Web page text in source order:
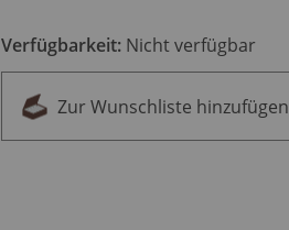
Verfügbarkeit: Nicht verfügbar
Zur Wunschliste hinzufügen